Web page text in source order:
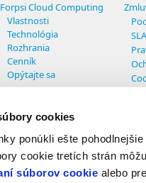
cookies
ponúkli ešte
cookie tretích strán
súborov cookie alebo
Forpsi Cloud Computing
Vlastnosti
Technológia
Rozhrania
Cenník
Opýtajte sa
SLA
INTERNET CZ, a.s. - All